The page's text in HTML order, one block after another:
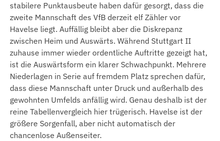
stabilere Punktausbeute haben dafür gesorgt, dass die
zweite Mannschaft des VfB derzeit elf Zähler vor
Havelse liegt. Auffällig bleibt aber die Diskrepanz
zwischen Heim und Auswärts. Während Stuttgart II
zuhause immer wieder ordentliche Auftritte gezeigt hat,
ist die Auswärtsform ein klarer Schwachpunkt. Mehrere
Niederlagen in Serie auf fremdem Platz sprechen dafür,
dass diese Mannschaft unter Druck und außerhalb des
gewohnten Umfelds anfällig wird. Genau deshalb ist der
reine Tabellenvergleich hier trügerisch. Havelse ist der
größere Sorgenfall, aber nicht automatisch der
chancenlose Außenseiter.